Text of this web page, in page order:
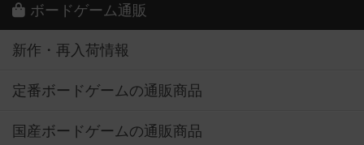
ボードゲーム通販
新作・再入荷情報
定番ボードゲームの通販商品
国産ボードゲームの通販商品